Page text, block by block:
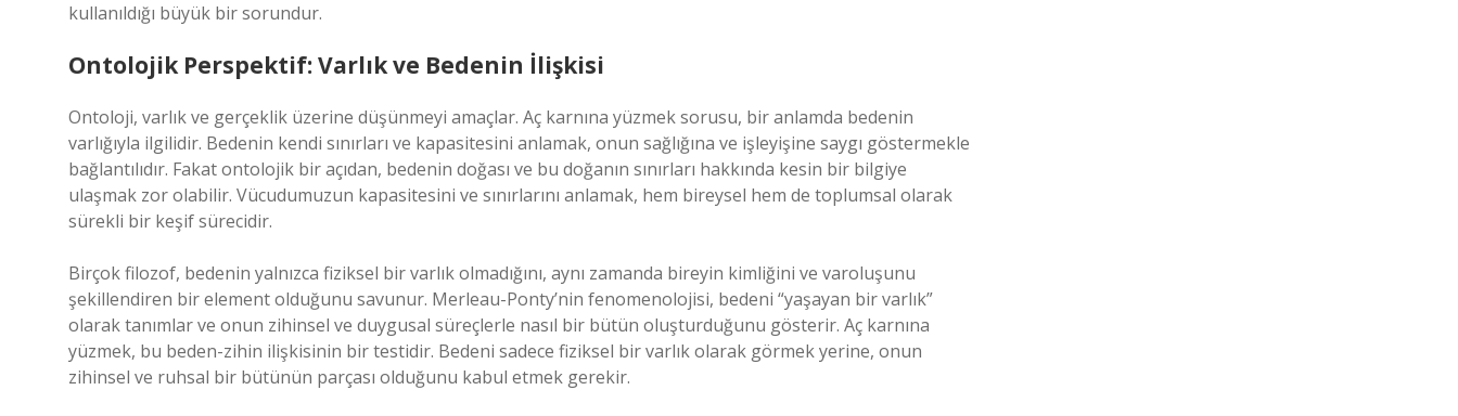
kullanıldığı büyük bir sorundur.
Ontolojik Perspektif: Varlık ve Bedenin İlişkisi
Ontoloji, varlık ve gerçeklik üzerine düşünmeyi amaçlar. Aç karnına yüzmek sorusu, bir anlamda bedenin
varlığıyla ilgilidir. Bedenin kendi sınırları ve kapasitesini anlamak, onun sağlığına ve işleyişine saygı göstermekle
bağlantılıdır. Fakat ontolojik bir açıdan, bedenin doğası ve bu doğanın sınırları hakkında kesin bir bilgiye
ulaşmak zor olabilir. Vücudumuzun kapasitesini ve sınırlarını anlamak, hem bireysel hem de toplumsal olarak
sürekli bir keşif sürecidir.
Birçok filozof, bedenin yalnızca fiziksel bir varlık olmadığını, aynı zamanda bireyin kimliğini ve varoluşunu
şekillendiren bir element olduğunu savunur. Merleau-Ponty’nin fenomenolojisi, bedeni “yaşayan bir varlık”
olarak tanımlar ve onun zihinsel ve duygusal süreçlerle nasıl bir bütün oluşturduğunu gösterir. Aç karnına
yüzmek, bu beden-zihin ilişkisinin bir testidir. Bedeni sadece fiziksel bir varlık olarak görmek yerine, onun
zihinsel ve ruhsal bir bütünün parçası olduğunu kabul etmek gerekir.